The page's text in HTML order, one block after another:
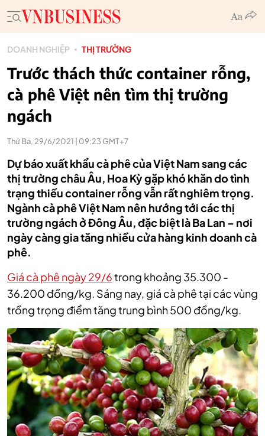
DOANH NGHIỆP THỊ TRƯỜNG
Trước thách thức container rỗng,
cà phê Việt nên tìm thị trường
ngách
Thứ Ba, 29/6/2021 | 09:23 GMT+7
Dự báo xuất khẩu cà phê của Việt Nam sang các
thị trường châu Âu, Hoa Kỳ gặp khó khăn do tình
trạng thiếu container rỗng vẫn rất nghiêm trọng.
Ngành cà phê Việt Nam nên hướng tới các thị
trường ngách ở Đông Âu, đặc biệt là Ba Lan – nơi
ngày càng gia tăng nhiều cửa hàng kinh doanh cà
phê.
Giá cà phê ngày 29/6trong khoảng 35.300 -
36.200 đồng/kg. Sáng nay, giá cà phê tại các vùng
trồng trọng điểm tăng trung bình 500 đồng/kg.